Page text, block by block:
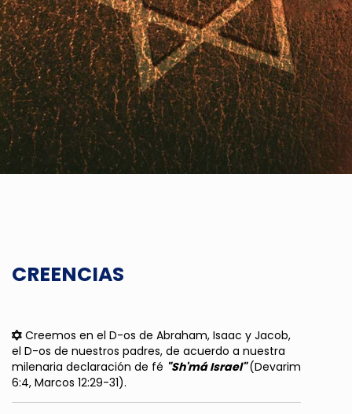
CREENCIAS
Creemos en el D-os de Abraham, Isaac y Jacob,
el D-os de nuestros padres, de acuerdo a nuestra
milenaria declaración de fé "Sh'má Israel"(Devarim
6:4, Marcos 12:29-31).